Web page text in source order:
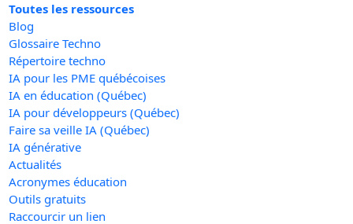
Toutes les ressources
Blog
Glossaire Techno
Répertoire techno
IA pour les PME québécoises
IA en éducation (Québec)
IA pour développeurs (Québec)
Faire sa veille IA (Québec)
IA générative
Actualités
Acronymes éducation
Outils gratuits
Raccourcir un lien